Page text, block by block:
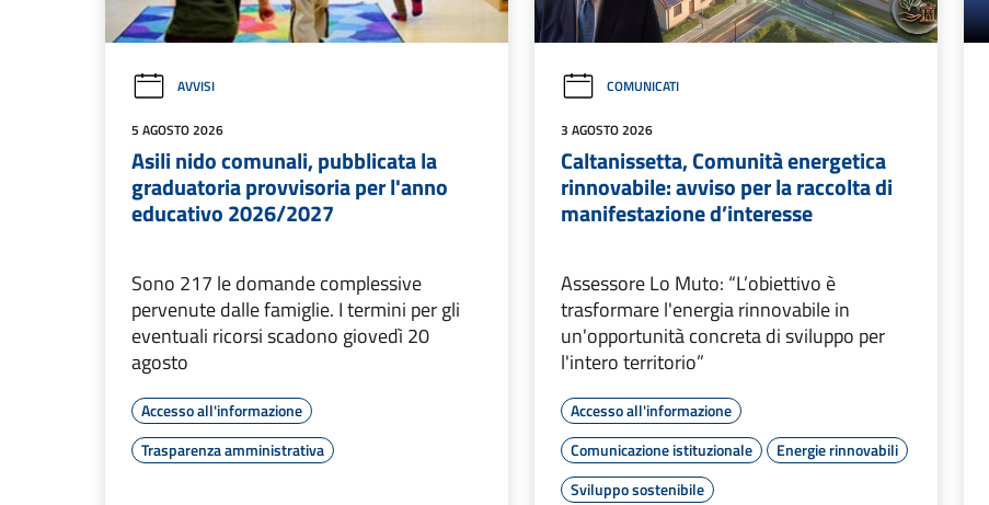
AVVISI
5 AGOSTO 2026
Asili nido comunali, pubblicata la
graduatoria provvisoria per l'anno
educativo 2026/2027
Sono 217 le domande complessive
pervenute dalle famiglie. I termini per gli
eventuali ricorsi scadono giovedì 20
agosto
Accesso all'informazione
Trasparenza amministrativa
COMUNICATI
3 AGOSTO 2026
Caltanissetta, Comunità energetica
rinnovabile: avviso per la raccolta di
manifestazione d’interesse
Assessore Lo Muto: “L’obiettivo è
trasformare l'energia rinnovabile in
un'opportunità concreta di sviluppo per
l'intero territorio”
Accesso all'informazione
Comunicazione istituzionale
Energie rinnovabili
Sviluppo sostenibile